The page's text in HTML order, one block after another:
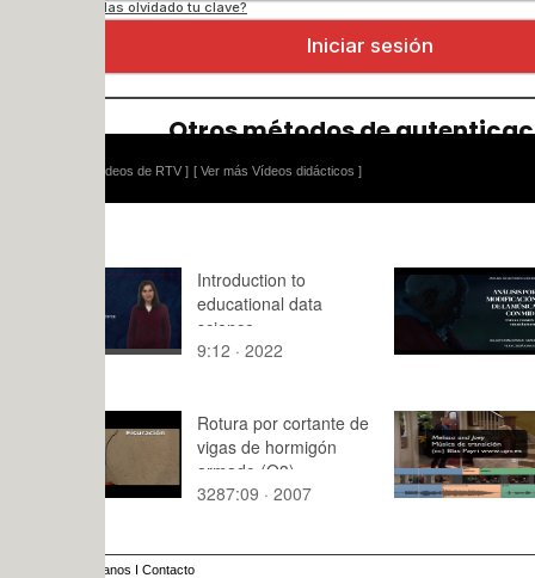
[ Ver más Vídeos didácticos ]
Introduction to
educational data
science
9:12 · 2022
1 MIDI
0:17 · 2026
Rotura por cortante de
vigas de hormigón
armado (Q3)
3287:09 · 2007
musica de
sitcom 2
0:19 · 2014